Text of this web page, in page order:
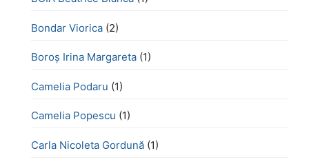
Bondar Viorica (2)
Boroş Irina Margareta (1)
Camelia Podaru (1)
Camelia Popescu (1)
Carla Nicoleta Gordună (1)